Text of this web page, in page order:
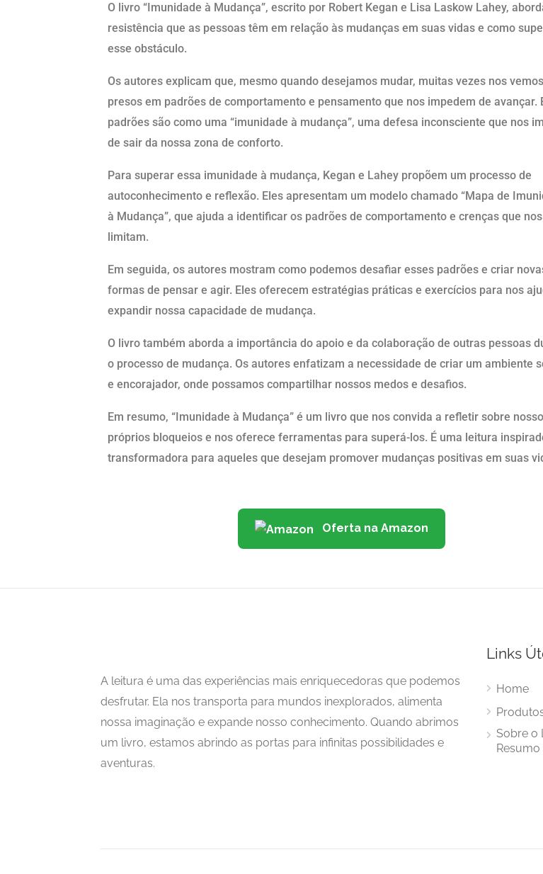
O livro “Imunidade à Mudança”, escrito por Robert Kegan e Lisa Laskow Lahey,
resistência que as pessoas têm em relação às mudanças em suas vidas e como
esse obstáculo.
Os autores explicam que, mesmo quando desejamos mudar, muitas vezes nos vemos
presos em padrões de comportamento e pensamento que nos impedem de avançar.
padrões são como uma “imunidade à mudança”, uma defesa inconsciente que nos
de sair da nossa zona de conforto.
Para superar essa imunidade à mudança, Kegan e Lahey propõem um processo de
autoconhecimento e reflexão. Eles apresentam um modelo chamado “Mapa de
à Mudança”, que ajuda a identificar os padrões de comportamento e crenças que nos
limitam.
Em seguida, os autores mostram como podemos desafiar esses padrões e criar
formas de pensar e agir. Eles oferecem estratégias práticas e exercícios para nos
expandir nossa capacidade de mudança.
O livro também aborda a importância do apoio e da colaboração de outras pessoas
o processo de mudança. Os autores enfatizam a necessidade de criar um ambiente
e encorajador, onde possamos compartilhar nossos medos e desafios.
Em resumo, “Imunidade à Mudança” é um livro que nos convida a refletir sobre
próprios bloqueios e nos oferece ferramentas para superá-los. É uma leitura
transformadora para aqueles que desejam promover mudanças positivas em suas
Oferta na Amazon
A leitura é uma das experiências mais enriquecedoras que podemos
desfrutar. Ela nos transporta para mundos inexplorados, alimenta
nossa imaginação e expande nosso conhecimento. Quando abrimos
um livro, estamos abrindo as portas para infinitas possibilidades e
aventuras.
Links
Home
Sobre o
Resumo